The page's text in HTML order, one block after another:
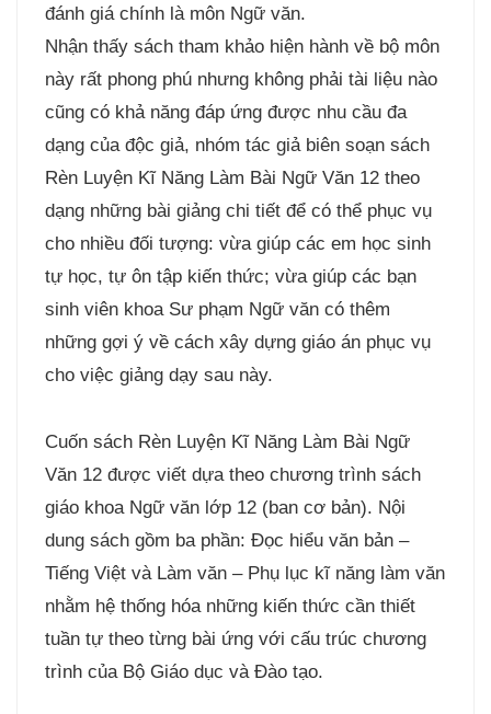
đánh giá chính là môn Ngữ văn.
Nhận thấy sách tham khảo hiện hành về bộ môn
này rất phong phú nhưng không phải tài liệu nào
cũng có khả năng đáp ứng được nhu cầu đa
dạng của độc giả, nhóm tác giả biên soạn sách
Rèn Luyện Kĩ Năng Làm Bài Ngữ Văn 12 theo
dạng những bài giảng chi tiết để có thể phục vụ
cho nhiều đối tượng: vừa giúp các em học sinh
tự học, tự ôn tập kiến thức; vừa giúp các bạn
sinh viên khoa Sư phạm Ngữ văn có thêm
những gợi ý về cách xây dựng giáo án phục vụ
cho việc giảng dạy sau này.
Cuốn sách Rèn Luyện Kĩ Năng Làm Bài Ngữ
Văn 12 được viết dựa theo chương trình sách
giáo khoa Ngữ văn lớp 12 (ban cơ bản). Nội
dung sách gồm ba phần: Đọc hiểu văn bản –
Tiếng Việt và Làm văn – Phụ lục kĩ năng làm văn
nhằm hệ thống hóa những kiến thức cần thiết
tuần tự theo từng bài ứng với cấu trúc chương
trình của Bộ Giáo dục và Đào tạo.